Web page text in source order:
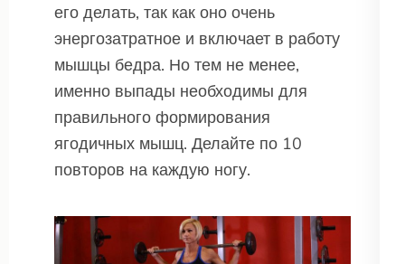
его делать, так как оно очень
энергозатратное и включает в работу
мышцы бедра. Но тем не менее,
именно выпады необходимы для
правильного формирования
ягодичных мышц. Делайте по 10
повторов на каждую ногу.